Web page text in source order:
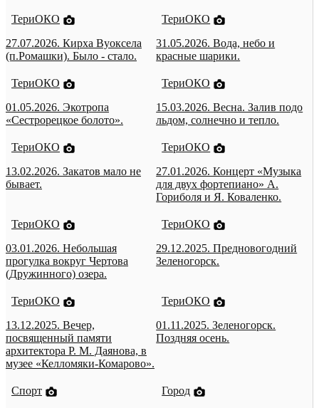
ТериОКО
27.07.2026. Кирха Вуоксела
(п.Ромашки). Было - стало.
ТериОКО
31.05.2026. Вода, небо и
красные шарики.
ТериОКО
01.05.2026. Экотропа
«Сестрорецкое болото».
ТериОКО
15.03.2026. Весна. Залив подо
льдом, солнечно и тепло.
ТериОКО
13.02.2026. Закатов мало не
бывает.
ТериОКО
27.01.2026. Концерт «Музыка
для двух фортепиано» А.
Гориболя и Я. Коваленко.
ТериОКО
03.01.2026. Небольшая
прогулка вокруг Чертова
(Дружинного) озера.
ТериОКО
29.12.2025. Предновогодний
Зеленогорск.
ТериОКО
13.12.2025. Вечер,
посвященный памяти
архитектора Р. М. Даянова, в
музее «Келломяки-Комарово».
ТериОКО
01.11.2025. Зеленогорск.
Поздняя осень.
Спорт
Город